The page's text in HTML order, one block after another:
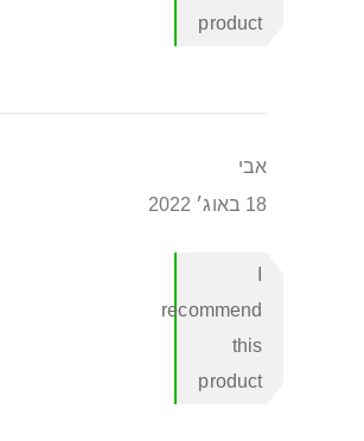
product
אבי
18 באוג׳ 2022
recommend
this
product